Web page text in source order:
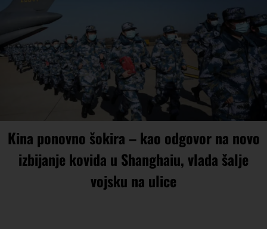
Kina ponovno šokira – kao odgovor na novo
izbijanje kovida u Shanghaiu, vlada šalje
vojsku na ulice